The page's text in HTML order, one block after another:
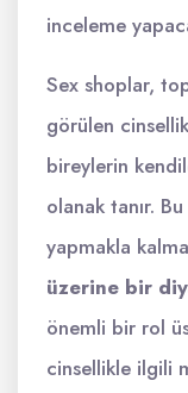
inceleme
Sex shoplar,
görülen
bireylerin
olanak tanır.
yapmakla
üzerine bir
önemli bir rol
cinsellikle ilgili